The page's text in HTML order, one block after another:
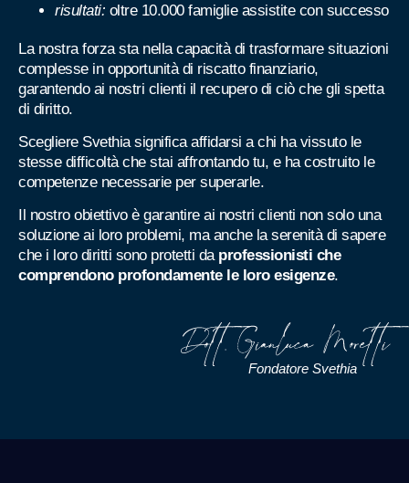
risultati: oltre 10.000 famiglie assistite con successo
La nostra forza sta nella capacità di trasformare situazioni
complesse in opportunità di riscatto finanziario,
garantendo ai nostri clienti il recupero di ciò che gli spetta
di diritto.
Scegliere Svethia significa affidarsi a chi ha vissuto le
stesse difficoltà che stai affrontando tu, e ha costruito le
competenze necessarie per superarle.
Il nostro obiettivo è garantire ai nostri clienti non solo una
soluzione ai loro problemi, ma anche la serenità di sapere
che i loro diritti sono protetti da professionisti che
comprendono profondamente le loro esigenze.
Fondatore Svethia